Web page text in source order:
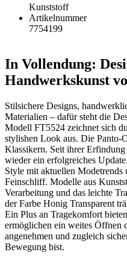
Kunststoff
Artikelnummer
7754199
In Vollendung:
Handwerkskunst
Stilsichere Designs,
Materialien – dafür steht die
Modell FT5524 zeichnet sich
stylishen Look aus. Die Panto-
Klassikern. Seit ihrer
wieder ein erfolgreiches
Style mit aktuellen
Feinschliff. Modelle aus
Verarbeitung und das leichte
der Farbe Honig Transparent
Ein Plus an Tragekomfort
ermöglichen ein weites Öffnen
angenehmen und zugleich
Bewegung bist.